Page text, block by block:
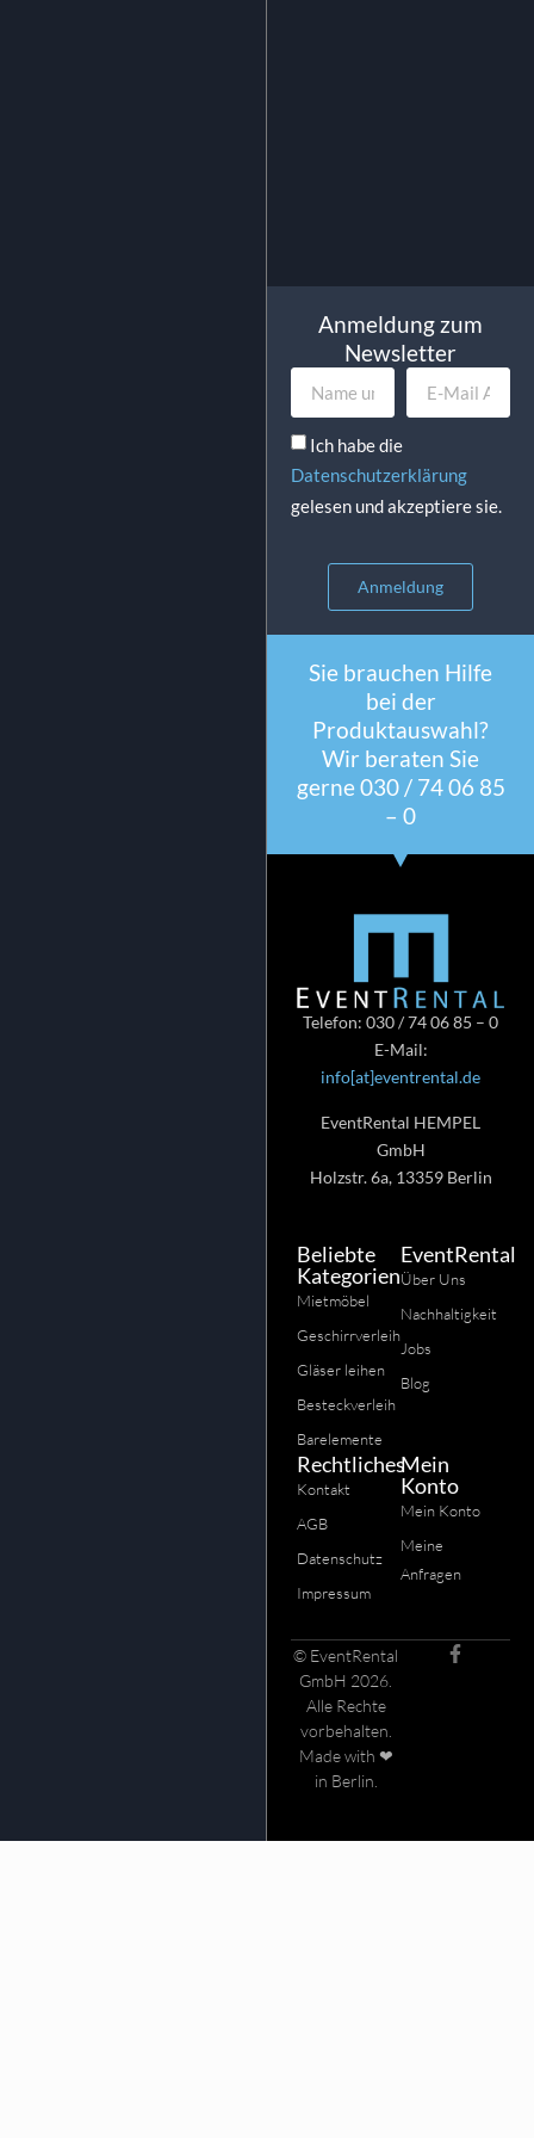
Anmeldung zum
Newsletter
Ich habe die
Datenschutzerklärung
gelesen und akzeptiere sie.
Anmeldung
Sie brauchen Hilfe
bei der
Produktauswahl?
Wir beraten Sie
gerne 030 / 74 06 85
– 0
Telefon: 030 / 74 06 85 – 0
E-Mail:
info[at]eventrental.de
EventRental HEMPEL
GmbH
Holzstr. 6a, 13359 Berlin
Beliebte
Kategorien
Mietmöbel
Geschirrverleih
Gläser leihen
Besteckverleih
Barelemente
EventRental
Über Uns
Nachhaltigkeit
Jobs
Blog
Rechtliches
Kontakt
AGB
Datenschutz
Impressum
Mein
Konto
Mein Konto
Meine
Anfragen
© EventRental
GmbH 2026.
Alle Rechte
vorbehalten.
Made with ❤
in Berlin.